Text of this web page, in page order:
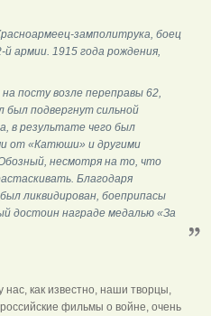
замполитрука, боец
армии. 1915 года рождения,
посту возле переправы 62,
был подвергнут сильной
в результате чего был
от «Катюши» и другими
несмотря на то, что
Благодаря
ликвидирован, боеприпасы
достоин награде медалью «За
нас, как известно, наши творцы,
фильмы о войне, очень